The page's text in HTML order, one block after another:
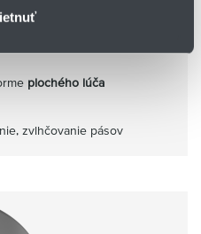
plochého lúča
zvlhčovanie pásov